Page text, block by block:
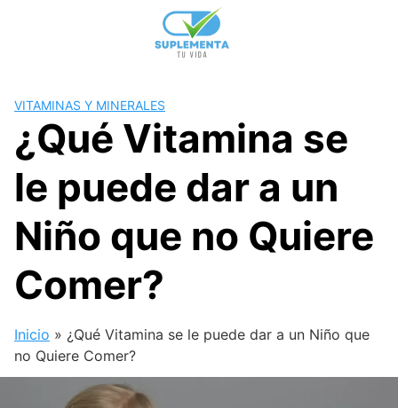
VITAMINAS Y MINERALES
¿Qué Vitamina se
le puede dar a un
Niño que no Quiere
Comer?
Inicio » ¿Qué Vitamina se le puede dar a un Niño que
no Quiere Comer?